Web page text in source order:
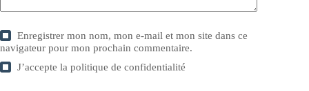
Enregistrer mon nom, mon e-mail et mon site dans ce
navigateur pour mon prochain commentaire.
J’accepte lapolitique de confidentialité